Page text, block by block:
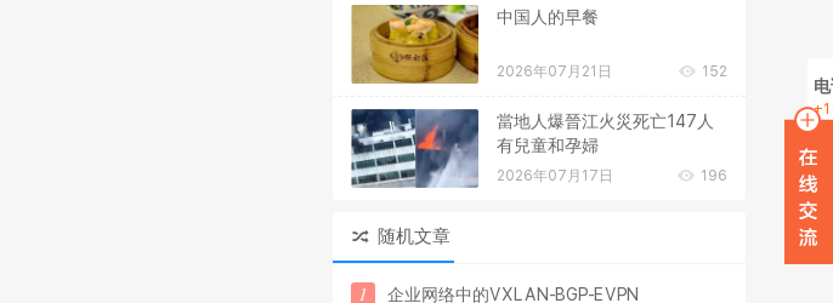
中国人的早餐
2026年07月21日 152
當地人爆晉江火災死亡147人
有兒童和孕婦
2026年07月17日 196
随机文章
1 企业网络中的VXL AN-BGP-EVPN